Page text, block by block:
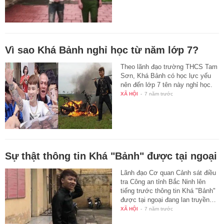
Vì sao Khá Bảnh nghỉ học từ năm lớp 7?
Theo lãnh đạo trường THCS Tam
Sơn, Khá Bảnh có học lực yếu
nên đến lớp 7 tên này nghỉ học.
XÃ HỘI - 7 năm trước
Sự thật thông tin Khá "Bảnh" được tại ngoại
Lãnh đạo Cơ quan Cảnh sát điều
tra Công an tỉnh Bắc Ninh lên
tiếng trước thông tin Khá "Bảnh"
được tại ngoại đang lan truyền…
XÃ HỘI - 7 năm trước